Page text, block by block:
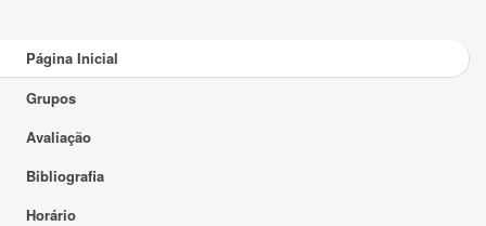
Página Inicial
Grupos
Avaliação
Bibliografia
Horário